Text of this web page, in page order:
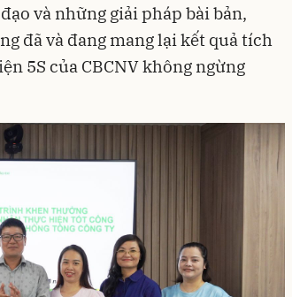
và những giải pháp bài bản,
đã và đang mang lại kết quả tích
5S của CBCNV không ngừng